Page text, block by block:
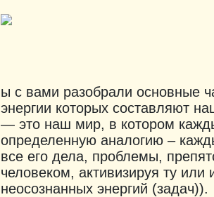
ы с вами разобрали основные
энергии которых составляют
— это наш мир, в котором
определенную аналогию –
все его дела, проблемы,
человеком, активизируя ту или
неосознанных энергий (задач)).